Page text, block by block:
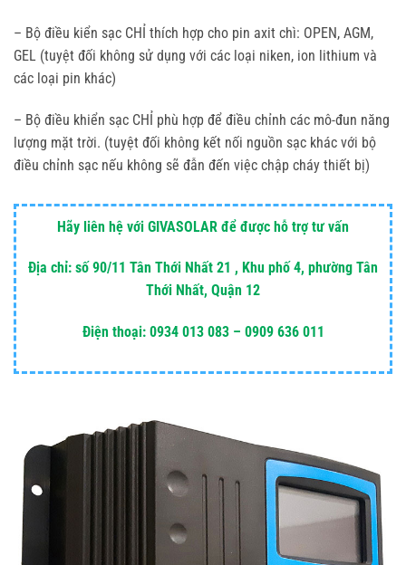
– Bộ điều kiển sạc CHỈ thích hợp cho pin axit chì: OPEN, AGM,
GEL (tuyệt đối không sử dụng với các loại niken, ion lithium và
các loại pin khác)
– Bộ điều khiển sạc CHỈ phù hợp để điều chỉnh các mô-đun năng
lượng mặt trời. (tuyệt đối không kết nối nguồn sạc khác với bộ
điều chỉnh sạc nếu không sẽ đẫn đến việc chập cháy thiết bị)
Hãy liên hệ với GIVASOLAR để được hỗ trợ tư vấn
Địa chỉ: số 90/11 Tân Thới Nhất 21 , Khu phố 4, phường Tân
Thới Nhất, Quận 12
Điện thoại: 0934 013 083 – 0909 636 011